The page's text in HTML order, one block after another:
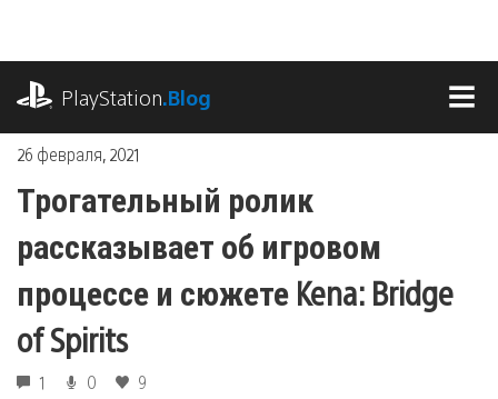
содержимому
PlayStation.Blog
26 февраля, 2021
Трогательный ролик
рассказывает об игровом
процессе и сюжете Kena: Bridge
of Spirits
1 0 9